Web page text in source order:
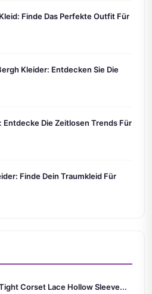
Finde Das Perfekte Outfit Für
Kleider: Entdecken Sie Die
Entdecke Die Zeitlosen Trends Für
Finde Dein Traumkleid Für
Corset Lace Hollow Sleeve...